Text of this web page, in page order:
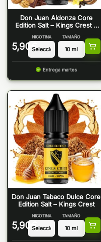
Don Juan Aldonza Core
Edition Salt – Kings Crest &
5,90 €
NICOTINA TAMAÑO
Entrega martes
Don Juan Tabaco Dulce Core
Edition Salt – Kings Crest
5,90 €
NICOTINA TAMAÑO